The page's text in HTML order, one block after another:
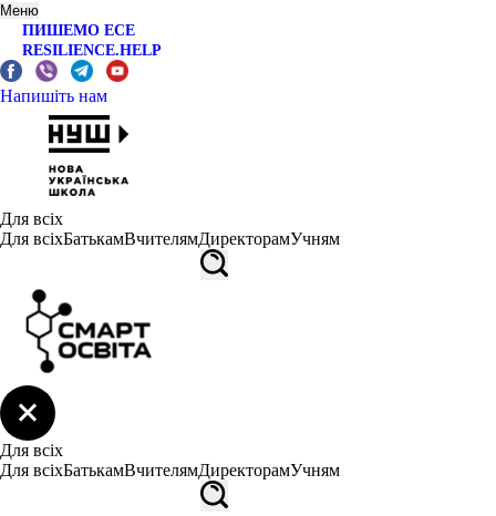
Меню
ПИШЕМО ЕСЕ
RESILIENCE.HELP
Напишіть нам
Для всіх
Для всіхБатькамВчителямДиректорамУчням
Для всіх
Для всіхБатькамВчителямДиректорамУчням